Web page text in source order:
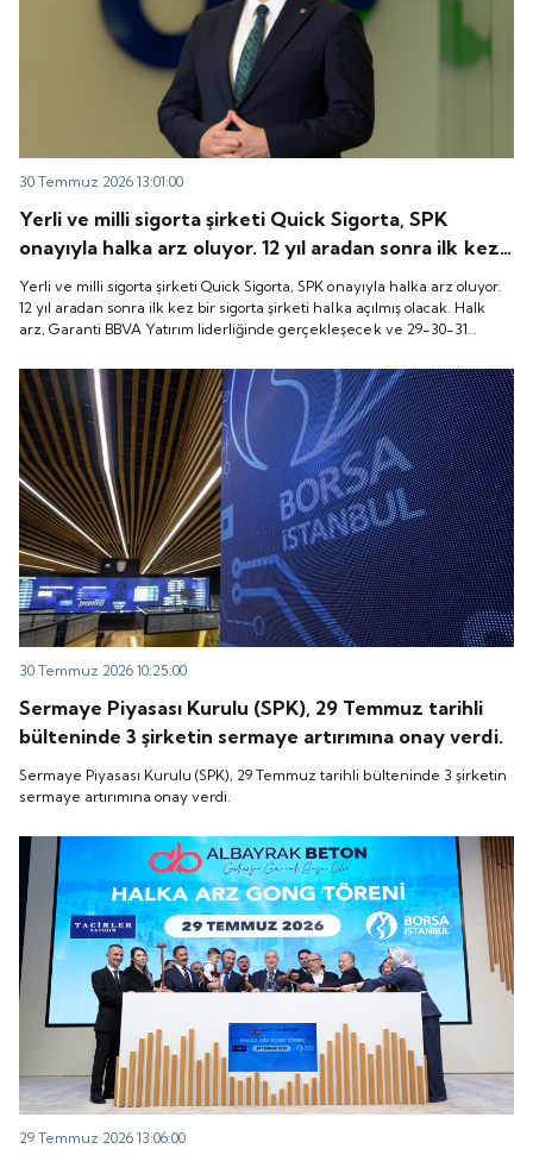
30 Temmuz 2026 13:01:00
Yerli ve milli sigorta şirketi Quick Sigorta, SPK
onayıyla halka arz oluyor. 12 yıl aradan sonra ilk kez
bir sigorta şirketi halka açılmış olacak. Halk arz,
Garanti BBVA Yatırım liderliğinde gerçekleşecek ve
29-30-31 Temmuz 2026 tarihlerinde talep
ile Quick Sigorta işlem görmeye başlayacak.
Yerli ve milli sigorta şirketi Quick Sigorta, SPK onayıyla halka arz oluyor.
12 yıl aradan sonra ilk kez bir sigorta şirketi halka açılmış olacak. Halk
arz, Garanti BBVA Yatırım liderliğinde gerçekleşecek ve 29-30-31
“Gong Töreni” ile Quick Sigorta işlem görmeye başlayacak.
30 Temmuz 2026 10:25:00
Sermaye Piyasası Kurulu (SPK), 29 Temmuz tarihli
bülteninde 3 şirketin sermaye artırımına onay verdi.
Sermaye Piyasası Kurulu (SPK), 29 Temmuz tarihli bülteninde 3 şirketin
sermaye artırımına onay verdi.
29 Temmuz 2026 13:06:00